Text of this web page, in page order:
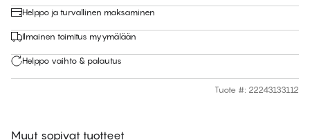
Helppo ja turvallinen maksaminen
Ilmainen toimitus myymälään
Helppo vaihto & palautus
Tuote #: 22243133112
Muut sopivat tuotteet